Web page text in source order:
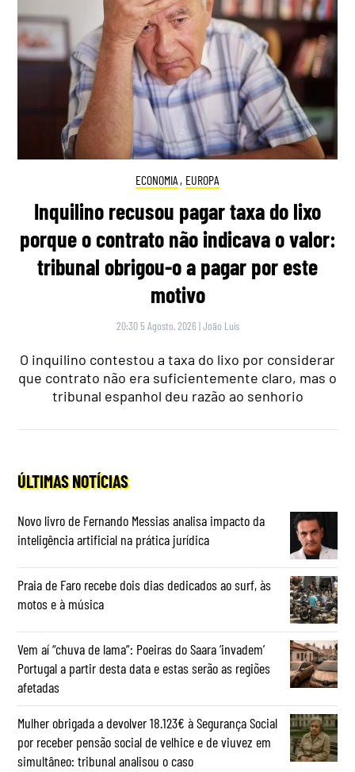
ECONOMIA , EUROPA
Inquilino recusou pagar taxa do lixo
porque o contrato não indicava o valor:
tribunal obrigou-o a pagar por este
motivo
20:30 5 Agosto, 2026 |João Luís
O inquilino contestou a taxa do lixo por considerar
que contrato não era suficientemente claro, mas o
tribunal espanhol deu razão ao senhorio
ÚLTIMAS NOTÍCIAS
Novo livro de Fernando Messias analisa impacto da
inteligência artificial na prática jurídica
Praia de Faro recebe dois dias dedicados ao surf, às
motos e à música
Vem aí “chuva de lama”: Poeiras do Saara ‘invadem’
Portugal a partir desta data e estas serão as regiões
afetadas
Mulher obrigada a devolver 18.123€ à Segurança Social
por receber pensão social de velhice e de viuvez em
simultâneo: tribunal analisou o caso